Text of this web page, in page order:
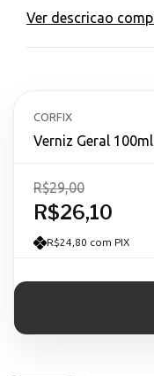
Ver descricao
CORFIX
Verniz Geral
R$26,10
R$29,00
R$24,80 com PIX